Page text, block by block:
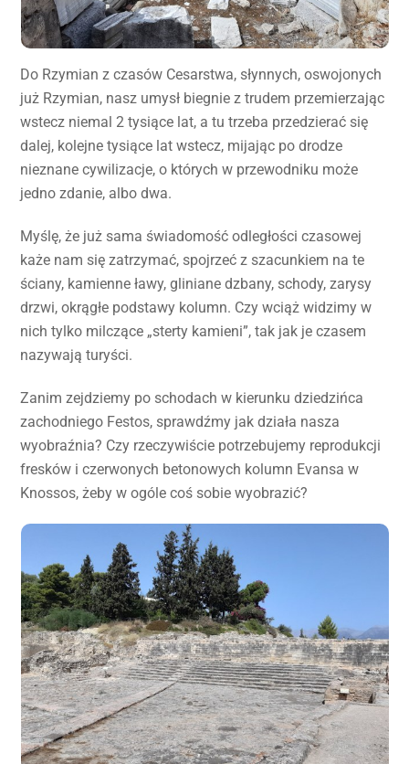
Do Rzymian z czasów Cesarstwa, słynnych, oswojonych
już Rzymian, nasz umysł biegnie z trudem przemierzając
wstecz niemal 2 tysiące lat, a tu trzeba przedzierać się
dalej, kolejne tysiące lat wstecz, mijając po drodze
nieznane cywilizacje, o których w przewodniku może
jedno zdanie, albo dwa.
Myślę, że już sama świadomość odległości czasowej
każe nam się zatrzymać, spojrzeć z szacunkiem na te
ściany, kamienne ławy, gliniane dzbany, schody, zarysy
drzwi, okrągłe podstawy kolumn. Czy wciąż widzimy w
nich tylko milczące „sterty kamieni”, tak jak je czasem
nazywają turyści.
Zanim zejdziemy po schodach w kierunku dziedzińca
zachodniego Festos, sprawdźmy jak działa nasza
wyobraźnia? Czy rzeczywiście potrzebujemy reprodukcji
fresków i czerwonych betonowych kolumn Evansa w
Knossos, żeby w ogóle coś sobie wyobrazić?